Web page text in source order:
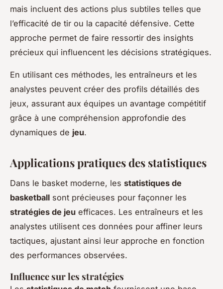
mais incluent des actions plus subtiles telles que
l’efficacité de tir ou la capacité défensive. Cette
approche permet de faire ressortir des insights
précieux qui influencent les décisions stratégiques.
En utilisant ces méthodes, les entraîneurs et les
analystes peuvent créer des profils détaillés des
jeux, assurant aux équipes un avantage compétitif
grâce à une compréhension approfondie des
dynamiques de jeu.
Applications pratiques des statistiques
Dans le basket moderne, les statistiques de
basketball sont précieuses pour façonner les
stratégies de jeu efficaces. Les entraîneurs et les
analystes utilisent ces données pour affiner leurs
tactiques, ajustant ainsi leur approche en fonction
des performances observées.
Influence sur les stratégies